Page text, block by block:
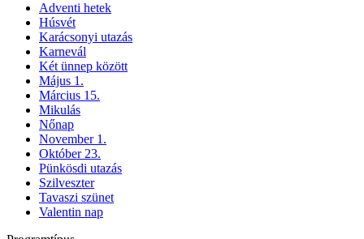
Adventi hetek
Húsvét
Karácsonyi utazás
Karnevál
Két ünnep között
Május 1.
Március 15.
Mikulás
Nőnap
November 1.
Október 23.
Pünkösdi utazás
Szilveszter
Tavaszi szünet
Valentin nap